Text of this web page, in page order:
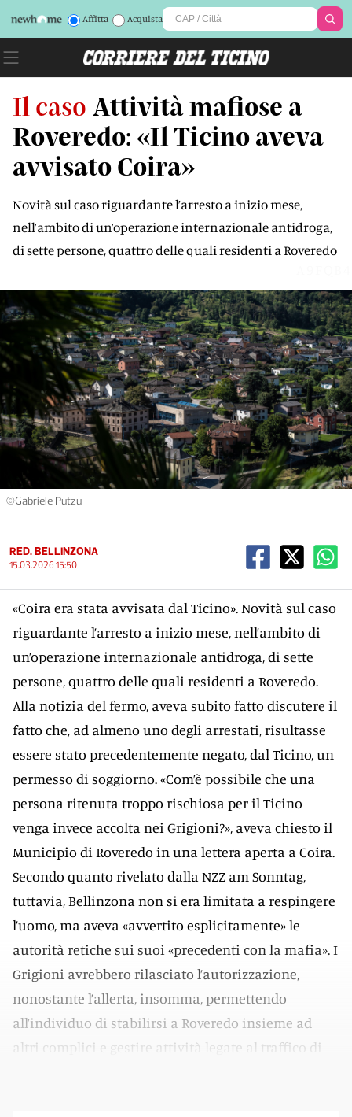
Affitta Acquista
Il caso Attività mafiose a
Roveredo: «Il Ticino aveva
avvisato Coira»
Novità sul caso riguardante l’arresto a inizio mese,
nell’ambito di un’operazione internazionale antidroga,
di sette persone, quattro delle quali residenti a Roveredo
©Gabriele Putzu
RED. BELLINZONA
15.03.2026 15:50
«Coira era stata avvisata dal Ticino». Novità sul caso
riguardante l’arresto a inizio mese, nell’ambito di
un’operazione internazionale antidroga, di sette
persone, quattro delle quali residenti a Roveredo.
Alla notizia del fermo, aveva subito fatto discutere il
fatto che, ad almeno uno degli arrestati, risultasse
essere stato precedentemente negato, dal Ticino, un
permesso di soggiorno. «Com’è possibile che una
persona ritenuta troppo rischiosa per il Ticino
venga invece accolta nei Grigioni?», aveva chiesto il
Municipio di Roveredo in una lettera aperta a Coira.
Secondo quanto rivelato dalla NZZ am Sonntag,
tuttavia, Bellinzona non si era limitata a respingere
l’uomo, ma aveva «avvertito esplicitamente» le
autorità retiche sui suoi «precedenti con la mafia». I
Grigioni avrebbero rilasciato l’autorizzazione,
nonostante l’allerta, insomma, permettendo
all’individuo di stabilirsi a Roveredo insieme ad
altri complici e gestire attività legate al traffico di